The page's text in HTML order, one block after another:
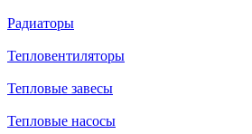
Радиаторы
Тепловентиляторы
Тепловые завесы
Тепловые насосы